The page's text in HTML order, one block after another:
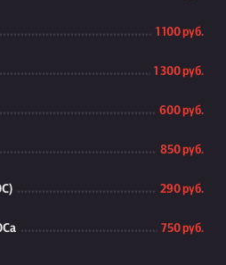
1 100 руб.
1 300 руб.
600 руб.
850 руб.
290 руб.
750 руб.